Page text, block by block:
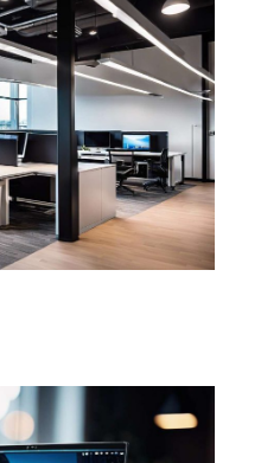
badges. Profitez de
la reproduction
permanente des
attractions
touristiques, de la
nourriture, des
animaux de
compagnie, des
vacances, des
anniversaires, etc. Il
est également
clés, les ouvre-
bouteilles, etc.